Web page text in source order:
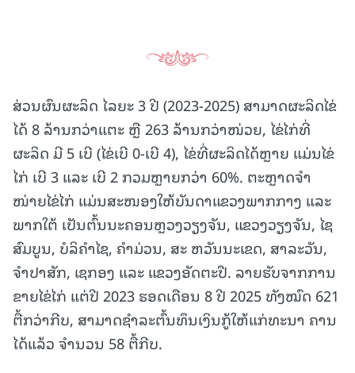
ສ່ວນຜົນຜະລິດ ໄລຍະ 3 ປີ (2023-2025) ສາມາດຜະລິດໄຂ່
ໄດ້ 8 ລ້ານກວ່າແຕະ ຫຼື 263 ລ້ານກວ່າໜ່ວຍ, ໄຂ່ໄກ່ທີ່
ຜະລິດ ມີ 5 ເບີ (ໄຂ່ເບີ 0-ເບີ 4), ໄຂ່ທີ່ຜະລິດໄດ້ຫຼາຍ ແມ່ນໄຂ່
ໄກ່ ເບີ 3 ແລະ ເບີ 2 ກວມຫຼາຍກວ່າ 60%. ຕະຫຼາດຈໍາ
ໜ່າຍໄຂ່ໄກ່ ແມ່ນສະໜອງໃຫ້ບັນດາແຂວງພາກກາງ ແລະ
ພາກໃຕ້ ເປັນຕົ້ນນະຄອນຫຼວງວຽງຈັນ, ແຂວງວຽງຈັນ, ໄຊ
ສົມບູນ, ບໍລິຄໍາໄຊ, ຄໍາມ່ວນ, ສະ ຫວັນນະເຂດ, ສາລະວັນ,
ຈໍາປາສັກ, ເຊກອງ ແລະ ແຂວງອັດຕະປື. ລາຍຮັບຈາກການ
ຂາຍໄຂ່ໄກ່ ແຕ່ປີ 2023 ຮອດເດືອນ 8 ປີ 2025 ທັງໝົດ 621
ຕື້ກວ່າກີບ, ສາມາດຊຳລະຕົ້ນທຶນເງິນກູ້ໃຫ້ແກ່ທະນາ ຄານ
ໄດ້ແລ້ວ ຈໍານວນ 58 ຕື້ກີບ.